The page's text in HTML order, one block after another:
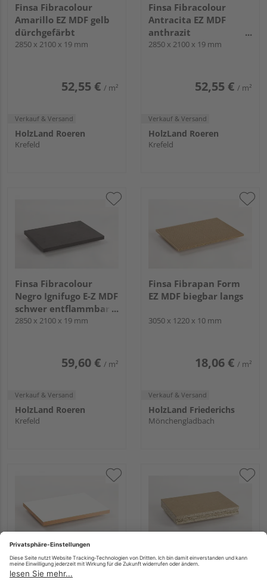
Finsa Fibracolour
Amarillo EZ MDF gelb
dürchgefärbt
2850 x 2100 x 19 mm
52,55 € / m²
Verkauf & Versand
HolzLand Roeren
Krefeld
Finsa Fibracolour
Antracita EZ MDF
anthrazit
dürchgefärbt
2850 x 2100 x 19 mm
52,55 € / m²
Verkauf & Versand
HolzLand Roeren
Krefeld
Finsa Fibracolour
Negro Ignifugo E-Z MDF
schwer entflammbar
schwarz durchgefärbt
2850 x 2100 x 19 mm
59,60 € / m²
Verkauf & Versand
HolzLand Roeren
Krefeld
Finsa Fibrapan Form
EZ MDF biegbar langs
3050 x 1220 x 10 mm
18,06 € / m²
Verkauf & Versand
HolzLand Friederichs
Mönchengladbach
Finsa MDF schwer
entflammbar mit
Finsa SuperPan E-Z